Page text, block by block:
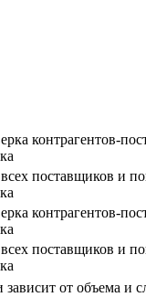
контрагентов-
поставщиков и
контрагентов-
поставщиков и
зависит от объема и